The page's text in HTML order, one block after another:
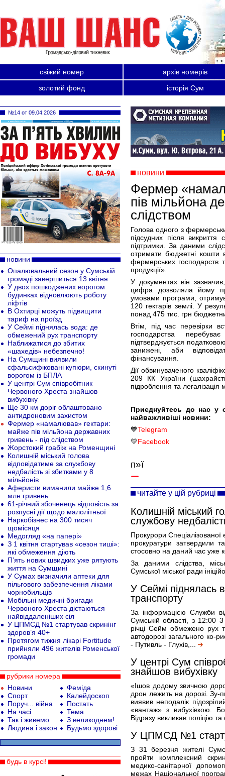
свіжий номер
архів номерів
золотий фонд
історія Сум
новини
Фермер
пів мільйона
слідством
Голова одного з
підсудних після
підтримки. За даними
отримати бюджетні кошти
фермерських господарств
продукції».
У документах він
цифра дозволяла йому
умовами програми,
120 гектарів землі. У
понад 475 тис. грн
Втім, під час перевірки
господарства
підтверджується
занижені, аби
фінансування.
Дії обвинуваченого
209 КК України
підроблення та
Приєднуйтесь до нас у
найважливіші новини:
💙Telegram
💛Facebook
п»ї
читайте у цій рубриці
Колишній міський
службову
Прокурори Спеціалізованої
прокуратури затвердили
стосовно на даний час уже
За даними слідства,
Сумської міської ради
У Сеймі піднялась
транспорту
За інформацією Служби
Сумській області, з 12:00 3
річці Сейм обмежено рух
автодорозі загального ко-
- Путивль - Глухів,...
У центрі Сум
знайшов вибухівку
«Ішов додому звичною
дрон лежить на дорозі. Зу-
виявив неподалік
«вантаж» з вибухівкою.
Відразу викликав поліцію
У ЦПМСД №1
З 31 березня жителі
пройти комплексний
медико-санітарної
межах Національної
№14 от 09.04.2026
новини
Опалювальний сезон у Сумській
громаді завершиться 13 квітня
У двох пошкоджених ворогом
будинках відновлюють роботу
ліфтів
В Охтирці можуть підвищити
тариф на проїзд
У Сеймі піднялась вода: де
обмежений рух транспорту
Наближатися до збитих
«шахедів» небезпечно!
На Сумщині виявили
сфальсифіковані купюри, скинуті
ворогом із БПЛА
У центрі Сум співробітник
Червоного Хреста знайшов
вибухівку
Ще 30 км доріг облаштовано
антидроновим захистом
Фермер «намалював» гектари:
майже пів мільйона державних
гривень - під слідством
Жорстокий грабіж на Роменщині
Колишній міський голова
відповідатиме за службову
недбалість зі збитками у 8
мільйонів
Аферисти виманили майже 1,6
млн гривень
61-річний збоченець відповість за
розпусні дії щодо малолітньої
Наркобізнес на 300 тисяч
щомісяця
Медогляд «на папері»
З 1 квітня стартував «сезон тиші»:
які обмеження діють
П’ять нових швидких уже рятують
життя на Сумщині
У Сумах визначили аптеки для
пільгового забезпечення ліками
чорнобильців
Мобільні медичні бригади
Червоного Хреста дістаються
найвіддаленіших сіл
У ЦПМСД №1 стартував скринінг
здоров’я 40+
Протягом тижня лікарі Fortitude
прийняли 496 жителів Роменської
громади
рубрики номера
Новини
Спорт
Поруч... війна
На часі
Так і живемо
Людина і закон
Феміда
Калейдоскоп
Постать
Тема
З великоднем!
Будьмо здорові
будь в курсі!